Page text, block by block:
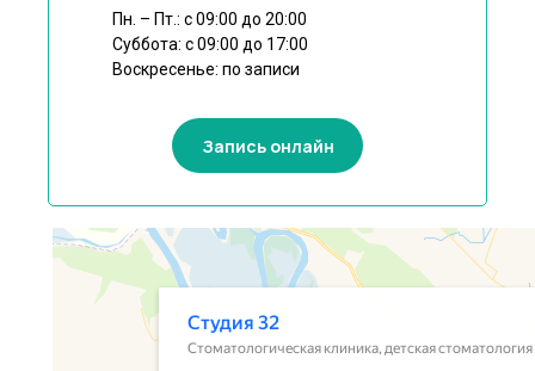
Пн. – Пт.: с 09:00 до 20:00
Суббота: с 09:00 до 17:00
Воскресенье: по записи
Запись онлайн